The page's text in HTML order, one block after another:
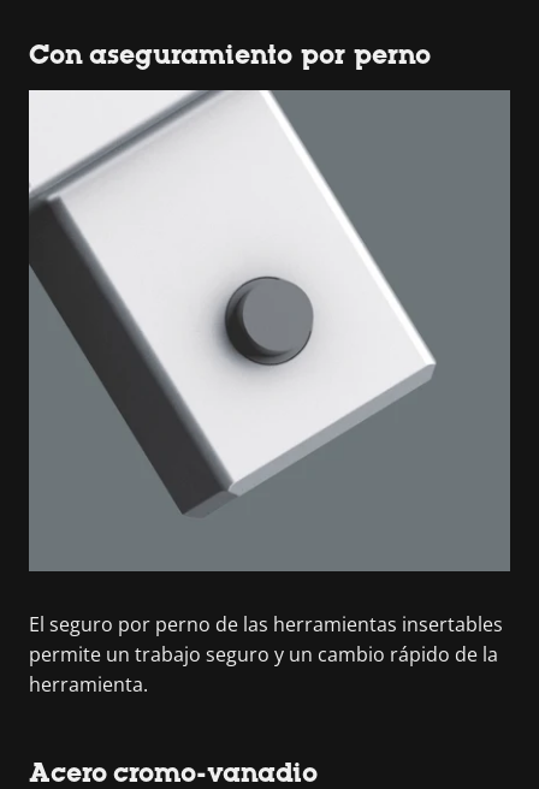
Con aseguramiento por perno
El seguro por perno de las herramientas insertables
permite un trabajo seguro y un cambio rápido de la
herramienta.
Acero cromo-vanadio